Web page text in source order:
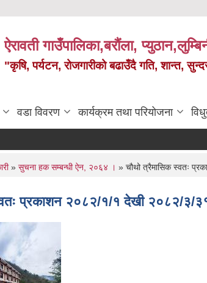
ऐरावती गाउँपालिका,बरौंला,
"कृषि, पर्यटन, रोजगारीको बढाउँदै गति, शान्त,
वडा विवरण कार्यक्रम तथा परियोजना
» सुचना हक सम्बन्धी ऐन, २०६४ । » चौथो त्रैमासिक स्वतः
प्रकाशन २०८२/१/१ देखी २०८२/३/